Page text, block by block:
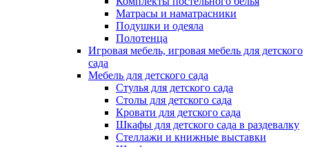
Матрасы и наматрасники
Подушки и одеяла
Полотенца
Игровая мебель, игровая мебель для детского
сада
Мебель для детского сада
Стулья для детского сада
Столы для детского сада
Кровати для детского сада
Шкафы для детского сада в раздевалку
Стеллажи и книжные выставки